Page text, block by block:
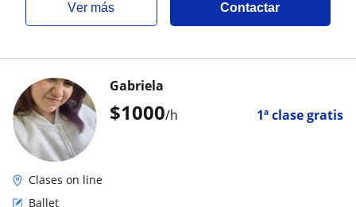
ver más Contactar
$1000/h 1ª clase gratis
Gabriela
Clases on line
Ballet